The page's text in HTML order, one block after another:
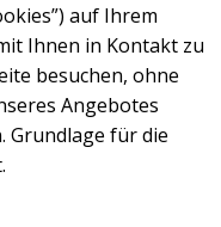
auf Ihrem
Ihnen in Kontakt zu
besuchen, ohne
Angebotes
Grundlage für die